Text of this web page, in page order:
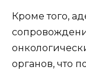
Кроме того,
органов, что